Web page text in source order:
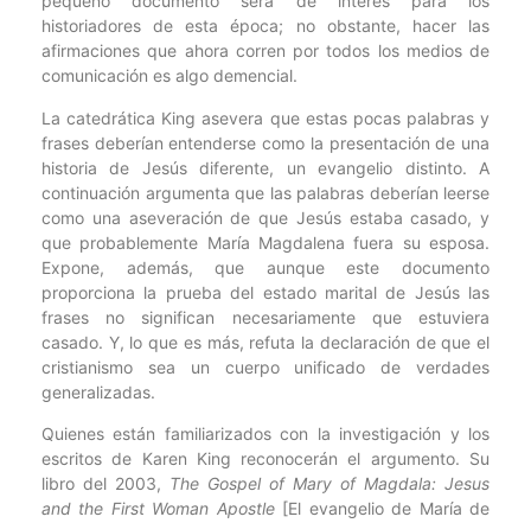
historiadores de esta época; no obstante, hacer las
afirmaciones que ahora corren por todos los medios de
comunicación es algo demencial.
La catedrática King asevera que estas pocas palabras y
frases deberían entenderse como la presentación de una
historia de Jesús diferente, un evangelio distinto. A
continuación argumenta que las palabras deberían leerse
como una aseveración de que Jesús estaba casado, y
que probablemente María Magdalena fuera su esposa.
Expone, además, que aunque este documento
proporciona la prueba del estado marital de Jesús las
frases no significan necesariamente que estuviera
casado. Y, lo que es más, refuta la declaración de que el
cristianismo sea un cuerpo unificado de verdades
generalizadas.
Quienes están familiarizados con la investigación y los
escritos de Karen King reconocerán el argumento. Su
libro del 2003, The Gospel of Mary of Magdala: Jesus
and the First Woman Apostle[El evangelio de María de